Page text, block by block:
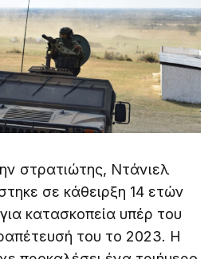
στρατιώτης, Ντάνιελ
σε κάθειρξη 14 ετών
κατασκοπεία υπέρ του
του το 2023. Η